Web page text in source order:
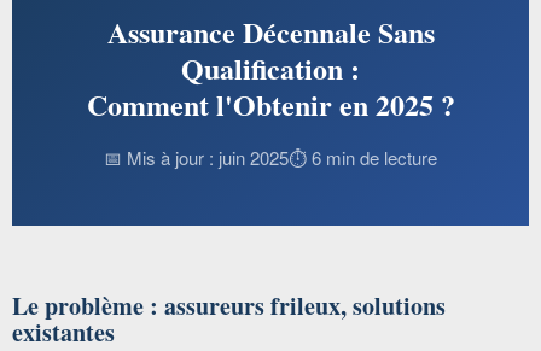
Assurance Décennale Sans
Qualification :
Comment l'Obtenir en 2025 ?
📅 Mis à jour : juin 2025⏱ 6 min de lecture
Le problème : assureurs frileux, solutions
existantes